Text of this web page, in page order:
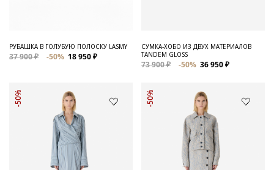
РУБАШКА В ГОЛУБУЮ ПОЛОСКУ LASMY
37 900 ₽ -50% 18 950 ₽
СУМКА-ХОБО ИЗ ДВУХ МАТЕРИАЛОВ
TANDEM GLOSS
73 900 ₽ -50% 36 950 ₽
-50% -50%